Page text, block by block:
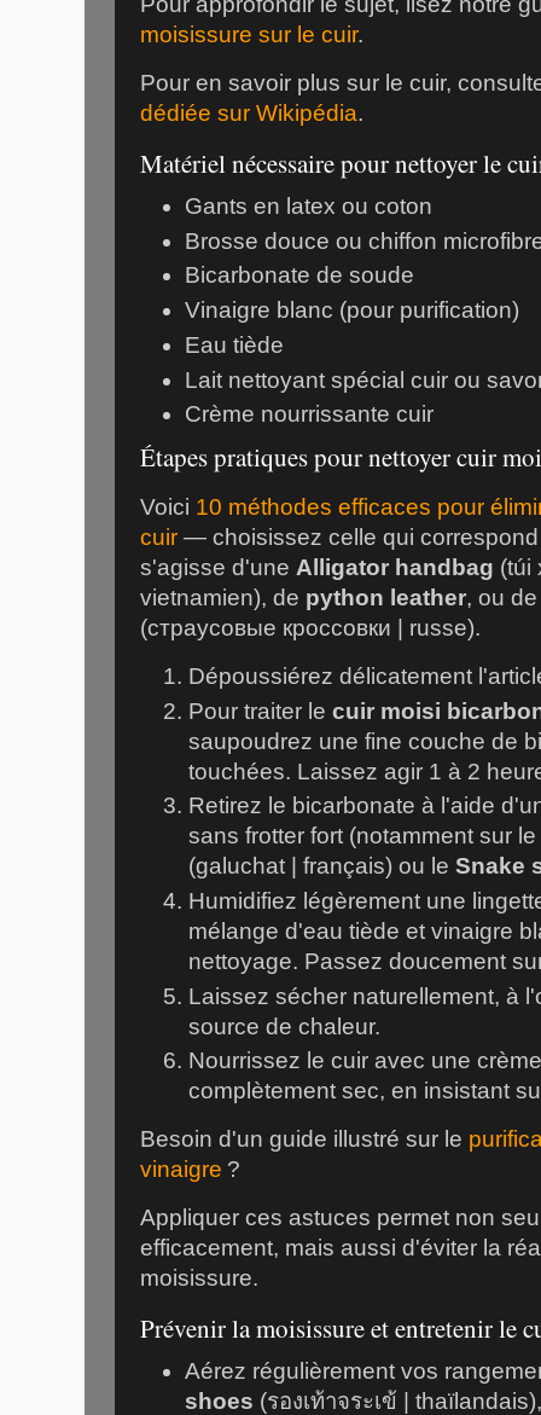
moisissure sur le cuir.
Pour en savoir plus sur le cuir,
dédiée sur Wikipédia.
Matériel nécessaire pour nettoyer le
Gants en latex ou coton
Brosse douce ou chiffon
Bicarbonate de soude
Vinaigre blanc (pour purification)
Eau tiède
Lait nettoyant spécial cuir ou
Crème nourrissante cuir
Étapes pratiques pour nettoyer cuir
Voici 10 méthodes efficaces pour
cuir — choisissez celle qui
s'agisse d'une Alligator handbag (túi
vietnamien), de python leather, ou
(страусовые кроссовки | russe).
Dépoussiérez délicatement
Pour traiter le cuir moisi
saupoudrez une fine couche de
touchées. Laissez agir 1 à 2
Retirez le bicarbonate à l'aide
sans frotter fort (notamment sur le
(galuchat | français) ou le Snake
Humidifiez légèrement une
mélange d'eau tiède et vinaigre
nettoyage. Passez doucement
Laissez sécher naturellement, à
source de chaleur.
Nourrissez le cuir avec une
complètement sec, en insistant
Besoin d'un guide illustré sur le
vinaigre ?
Appliquer ces astuces permet non
efficacement, mais aussi d'éviter la
moisissure.
Prévenir la moisissure et entretenir le
Aérez régulièrement vos
shoes (รองเท้าจระเข้ |